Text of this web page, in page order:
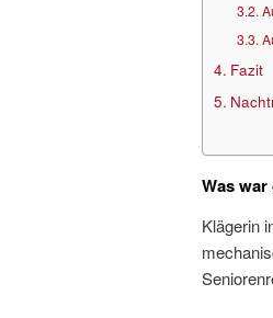
Fazit
Was
Klägerin